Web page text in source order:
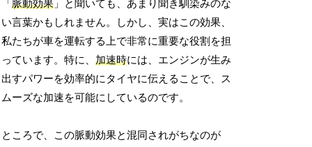
「脈動効果 」と聞いても、あまり聞き馴染みのな
い言葉かもしれません。しかし、実はこの効果、
私たちが車を運転する上で非常に重要な役割を担
っています。特に、加速時には、エンジンが生み
出すパワーを効率的にタイヤに伝えることで、ス
ムーズな加速を可能にしているのです。
ところで、この脈動効果と混同されがちなのが